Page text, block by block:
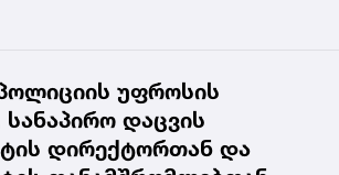
უფროსის
დაცვის
დირექტორთან და